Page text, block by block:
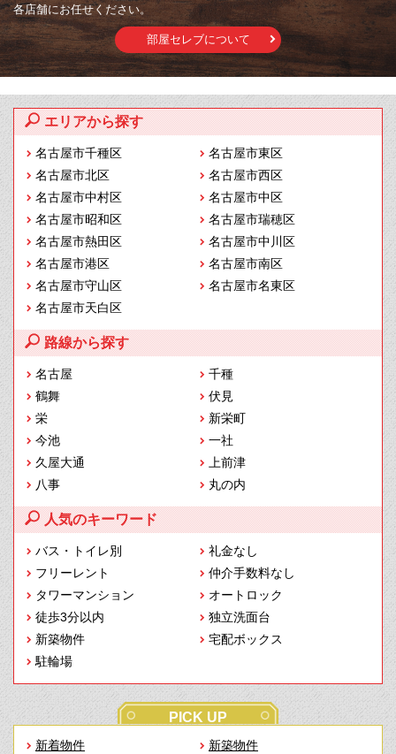
各店舗にお任せください。
部屋セレブについて
エリアから探す
名古屋市千種区
名古屋市東区
名古屋市北区
名古屋市西区
名古屋市中村区
名古屋市中区
名古屋市昭和区
名古屋市瑞穂区
名古屋市熱田区
名古屋市中川区
名古屋市港区
名古屋市南区
名古屋市守山区
名古屋市名東区
名古屋市天白区
路線から探す
名古屋
千種
鶴舞
伏見
栄
新栄町
今池
一社
久屋大通
上前津
八事
丸の内
人気のキーワード
バス・トイレ別
礼金なし
フリーレント
仲介手数料なし
タワーマンション
オートロック
徒歩3分以内
独立洗面台
新築物件
宅配ボックス
駐輪場
PICK UP
新着物件
新築物件